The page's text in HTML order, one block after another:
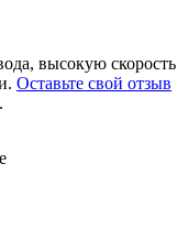
высокую скорость
Оставьте свой отзыв